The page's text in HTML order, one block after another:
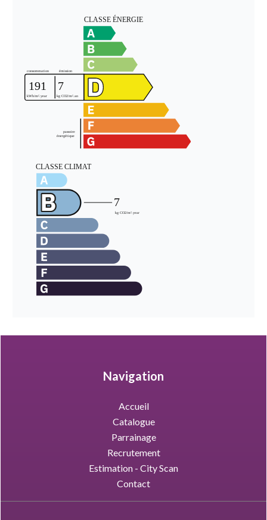
Navigation
Accueil
Catalogue
Parrainage
Recrutement
Estimation - City Scan
Contact